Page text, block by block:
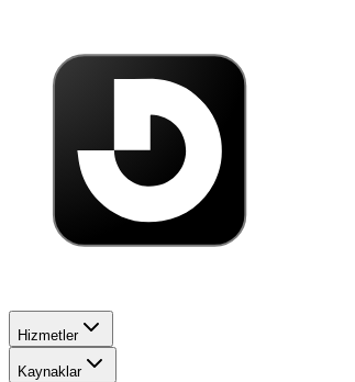
Hizmetler
Kaynaklar